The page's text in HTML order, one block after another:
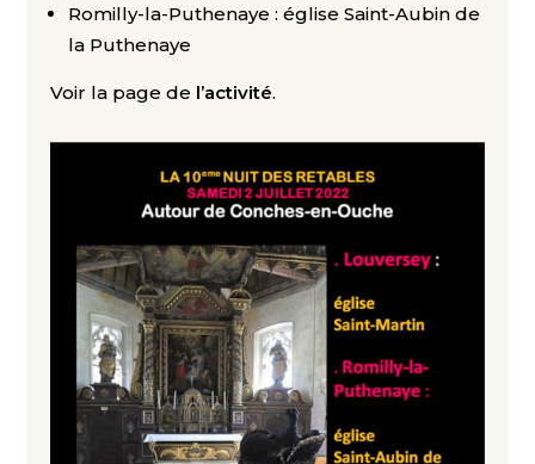
Romilly-la-Puthenaye : église Saint-Aubin de
la Puthenaye
Voir la page de l’activité.